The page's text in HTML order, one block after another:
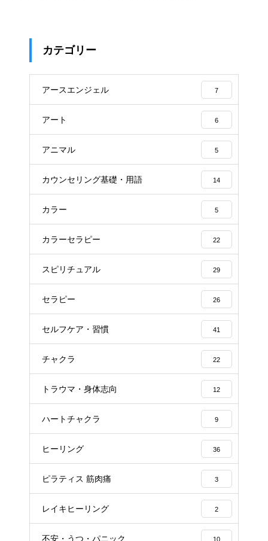
カテゴリー
アースエンジェル 7
アート 6
アニマル 5
カウンセリング基礎・用語 14
カラー 5
カラーセラピー 22
スピリチュアル 29
セラピー 26
セルフケア・習慣 41
チャクラ 22
トラウマ・身体志向 12
ハートチャクラ 9
ヒーリング 36
ピラティス 筋肉痛 3
レイキヒーリング 2
不安・うつ・パニック 10